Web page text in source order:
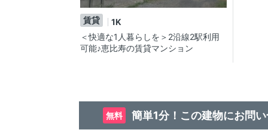
賃貸
1K
＜快適な1人暮らしを＞2沿線2駅利用
可能♪恵比寿の賃貸マンション
無料 簡単1分！この建物にお問